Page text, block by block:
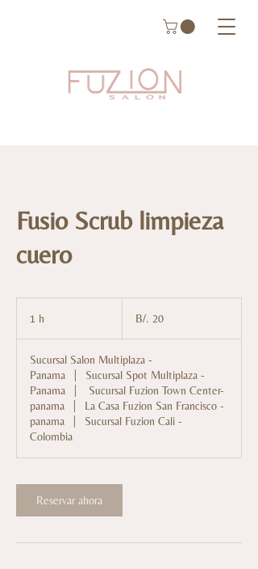
Fusio Scrub limpieza
cuero
1 h
panameños
B/. 20
Sucursal Salon Multiplaza -
Panama
Sucursal Spot Multiplaza -
Panama
Sucursal Fuzion Town Center-
panama
La Casa Fuzion San Francisco -
panama
Sucursal Fuzion Cali -
Colombia
Reservar ahora